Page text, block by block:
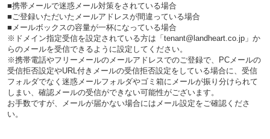
■携帯メールで迷惑メール対策をされている場合
■ご登録いただいたメールアドレスが間違っている場合
■メールボックスの容量が一杯になっている場合
※ドメイン指定受信を設定されている方は「tenant@landheart.co.jp」か
らのメールを受信できるように設定してください。
※携帯電話やフリーメールのメールアドレスでのご登録で、PCメールの
受信拒否設定やURL付きメールの受信拒否設定をしている場合に、受信
フォルダでなく迷惑メールフォルダやゴミ箱にメールが振り分けられて
しまい、確認メールの受信ができない可能性がございます。
お手数ですが、メールが届かない場合にはメール設定をご確認くださ
い。